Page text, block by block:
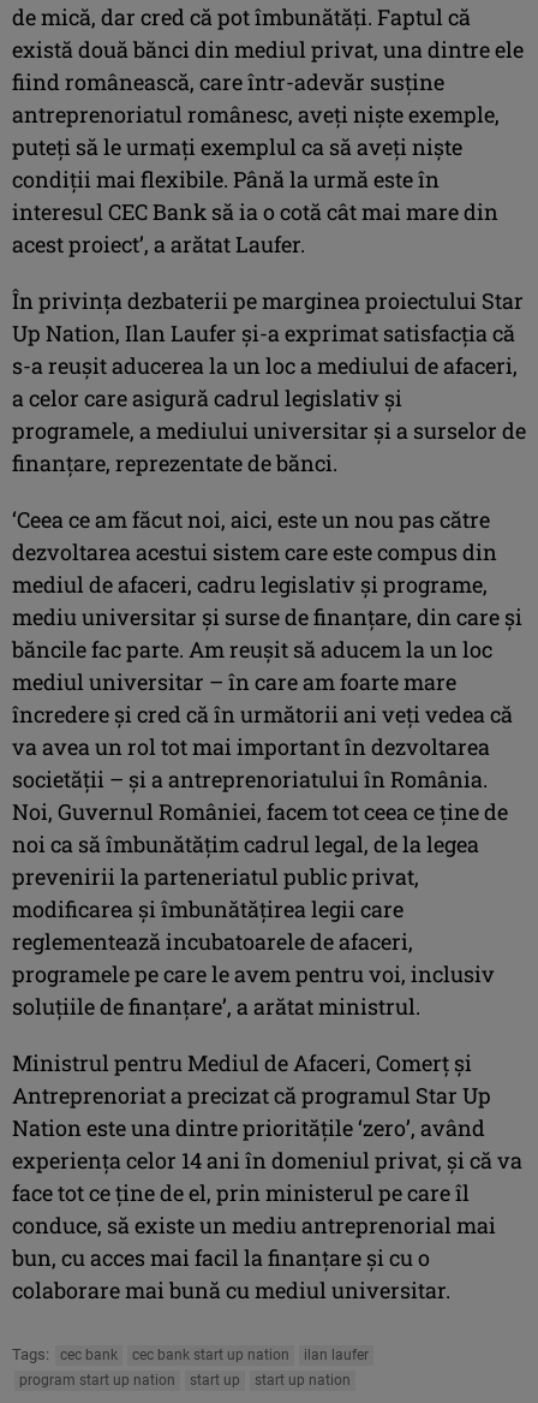
de mică, dar cred că pot îmbunătăţi. Faptul că
există două bănci din mediul privat, una dintre ele
fiind românească, care într-adevăr susţine
antreprenoriatul românesc, aveţi nişte exemple,
puteţi să le urmaţi exemplul ca să aveţi nişte
condiţii mai flexibile. Până la urmă este în
interesul CEC Bank să ia o cotă cât mai mare din
acest proiect’, a arătat Laufer.
În privinţa dezbaterii pe marginea proiectului Star
Up Nation, Ilan Laufer şi-a exprimat satisfacţia că
s-a reuşit aducerea la un loc a mediului de afaceri,
a celor care asigură cadrul legislativ şi
programele, a mediului universitar şi a surselor de
finanţare, reprezentate de bănci.
‘Ceea ce am făcut noi, aici, este un nou pas către
dezvoltarea acestui sistem care este compus din
mediul de afaceri, cadru legislativ şi programe,
mediu universitar şi surse de finanţare, din care şi
băncile fac parte. Am reuşit să aducem la un loc
mediul universitar – în care am foarte mare
încredere şi cred că în următorii ani veţi vedea că
va avea un rol tot mai important în dezvoltarea
societăţii – şi a antreprenoriatului în România.
Noi, Guvernul României, facem tot ceea ce ţine de
noi ca să îmbunătăţim cadrul legal, de la legea
prevenirii la parteneriatul public privat,
modificarea şi îmbunătăţirea legii care
reglementează incubatoarele de afaceri,
programele pe care le avem pentru voi, inclusiv
soluţiile de finanţare’, a arătat ministrul.
Ministrul pentru Mediul de Afaceri, Comerţ şi
Antreprenoriat a precizat că programul Star Up
Nation este una dintre priorităţile ‘zero’, având
experienţa celor 14 ani în domeniul privat, şi că va
face tot ce ţine de el, prin ministerul pe care îl
conduce, să existe un mediu antreprenorial mai
bun, cu acces mai facil la finanţare şi cu o
colaborare mai bună cu mediul universitar.
Tags: cec bank cec bank start up nation
ilan laufer
program start up nation
start up start up nation